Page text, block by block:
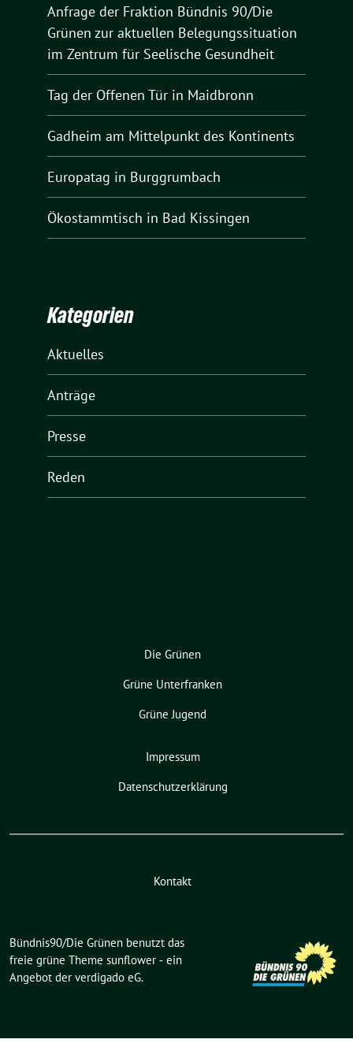
Anfrage der Fraktion Bündnis 90/Die
Grünen zur aktuellen Belegungssituation
im Zentrum für Seelische Gesundheit
Tag der Offenen Tür in Maidbronn
Gadheim am Mittelpunkt des Kontinents
Europatag in Burggrumbach
Ökostammtisch in Bad Kissingen
Kategorien
Aktuelles
Anträge
Presse
Reden
Die Grünen
Grüne Unterfranken
Grüne Jugend
Impressum
Datenschutzerklärung
Kontakt
Bündnis90/Die Grünen benutzt das
freie grüne Theme sunflower ‐ ein
Angebot der verdigado eG.